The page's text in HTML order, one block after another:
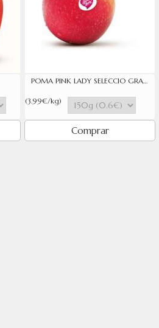
POMA PINK LADY SELECCIO GRANEL
(3.99€/kg)
Comprar